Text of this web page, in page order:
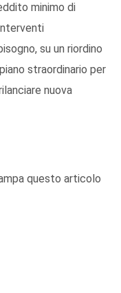
minimo di
su un riordino
straordinario per
nuova
questo articolo